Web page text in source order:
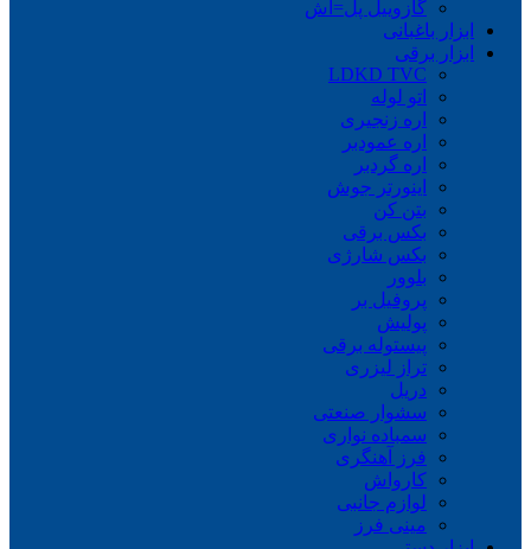
گازوییل پل=اش
ابزار باغبانی
ابزار برقی
LDKD TVC
اتو لوله
اره زنجیری
اره عمودبر
اره گردبر
اینورتر جوش
بتن کن
بکس برقی
بکس شارژی
بلوور
پروفیل بر
پولیش
پیستوله برقی
تراز لیزری
دریل
سشوار صنعتی
سمباده نواری
فرز آهنگری
کارواش
لوازم جانبی
مینی فرز